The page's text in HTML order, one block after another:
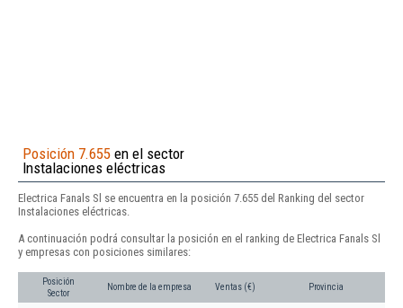
Posición 7.655 en el sector
Instalaciones eléctricas
Electrica Fanals Sl se encuentra en la posición 7.655 del Ranking del sector
Instalaciones eléctricas.
A continuación podrá consultar la posición en el ranking de Electrica Fanals Sl
y empresas con posiciones similares:
Posición
Sector
Nombre de la empresa Ventas (€) Provincia